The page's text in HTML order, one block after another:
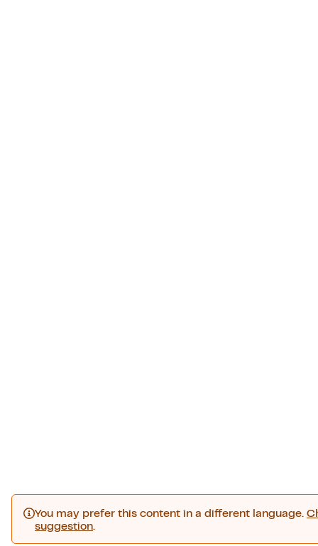
You may prefer this content in a different language.
suggestion.